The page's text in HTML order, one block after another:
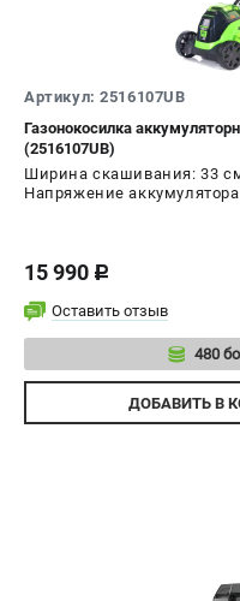
Артикул: 2516107UB
Газонокосилка
(2516107UB)
Ширина скашивания: 33
Напряжение
15 990 c
Оставить отзыв
480
ДОБАВИТЬ В